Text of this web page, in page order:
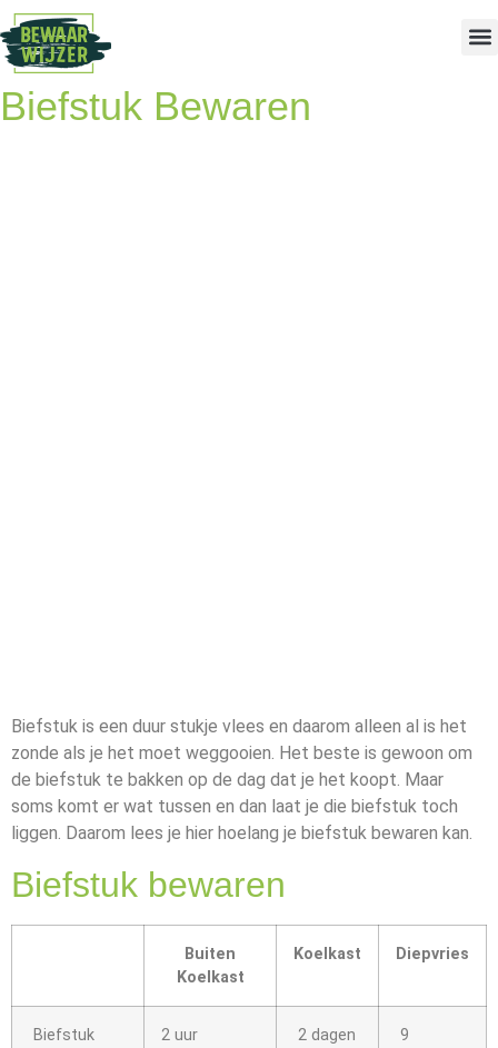
Biefstuk Bewaren
Biefstuk is een duur stukje vlees en daarom alleen al is het
zonde als je het moet weggooien. Het beste is gewoon om
de biefstuk te bakken op de dag dat je het koopt. Maar
soms komt er wat tussen en dan laat je die biefstuk toch
liggen. Daarom lees je hier hoelang je biefstuk bewaren kan.
Biefstuk bewaren
Buiten
Koelkast
Koelkast Diepvries
Biefstuk
2 uur 2 dagen
9